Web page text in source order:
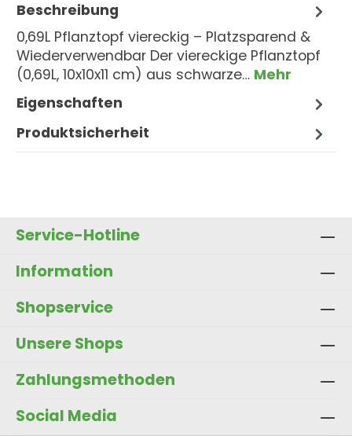
Beschreibung
0,69L Pflanztopf viereckig – Platzsparend &
Wiederverwendbar Der viereckige Pflanztopf
(0,69L, 10x10x11 cm) aus schwarze… Mehr
Eigenschaften
Produktsicherheit
Service-Hotline
Information
Shopservice
Unsere Shops
Zahlungsmethoden
Social Media